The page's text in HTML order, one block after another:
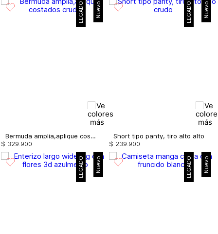
Nuevo
LEGADO
Bermuda amplia,aplique costados
$ 329 900
Nuevo
LEGADO
Short tipo panty, tiro alto alto
$ 239 900
Nuevo
LEGADO Nuevo
LEGADO